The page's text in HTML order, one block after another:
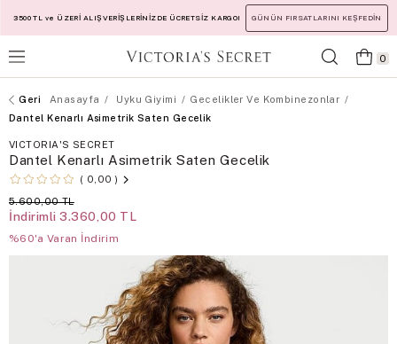
3500 TL ve ÜZERİ ALIŞVERİŞLERİNİZDE ÜCRETSİZ KARGO! GÜNÜN FIRSATLARINI KEŞFEDİN
0
Anasayfa Uyku Giyimi
Gecelikler Ve Kombinezonlar
Dantel Kenarlı Asimetrik Saten Gecelik
VICTORIA'S SECRET
Dantel Kenarlı Asimetrik Saten Gecelik
0,00
5.600,00 TL
İndirimli 3.360,00 TL
%60'a Varan İndirim